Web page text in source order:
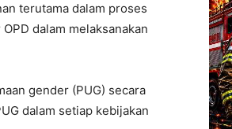
terutama dalam proses
dalam melaksanakan
gender (PUG) secara
dalam setiap kebijakan